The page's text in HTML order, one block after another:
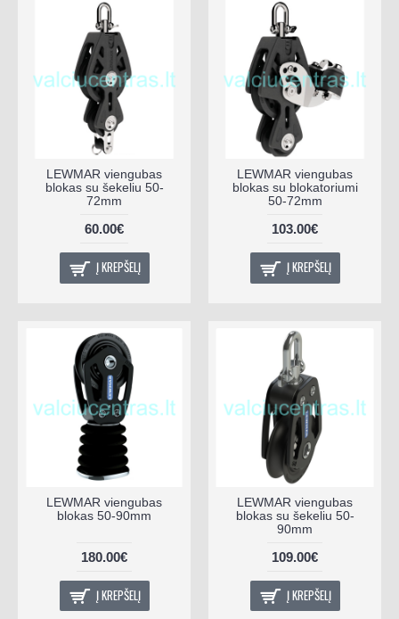
LEWMAR viengubas
blokas su šekeliu 50-
72mm
60.00€
Į KREPŠELĮ
LEWMAR viengubas
blokas su blokatoriumi
50-72mm
103.00€
Į KREPŠELĮ
LEWMAR viengubas
blokas 50-90mm
180.00€
Į KREPŠELĮ
LEWMAR viengubas
blokas su šekeliu 50-
90mm
109.00€
Į KREPŠELĮ